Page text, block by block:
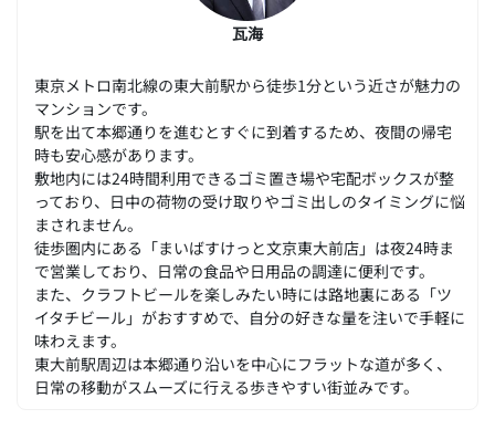
瓦海
東京メトロ南北線の東大前駅から徒歩1分という近さが魅力の
マンションです。
駅を出て本郷通りを進むとすぐに到着するため、夜間の帰宅
時も安心感があります。
敷地内には24時間利用できるゴミ置き場や宅配ボックスが整
っており、日中の荷物の受け取りやゴミ出しのタイミングに悩
まされません。
徒歩圏内にある「まいばすけっと文京東大前店」は夜24時ま
で営業しており、日常の食品や日用品の調達に便利です。
また、クラフトビールを楽しみたい時には路地裏にある「ツ
イタチビール」がおすすめで、自分の好きな量を注いで手軽に
味わえます。
東大前駅周辺は本郷通り沿いを中心にフラットな道が多く、
日常の移動がスムーズに行える歩きやすい街並みです。